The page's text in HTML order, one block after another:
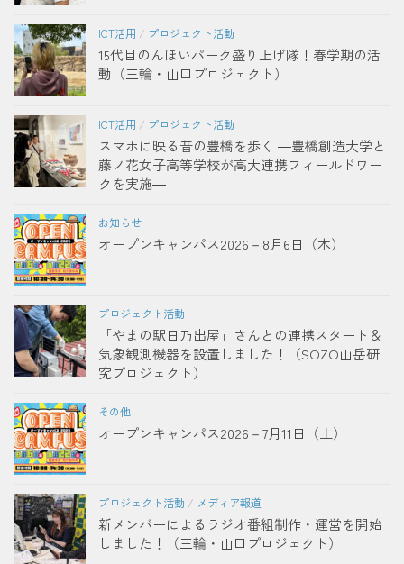
ICT活用 / プロジェクト活動
15代目のんほいパーク盛り上げ隊！春学期の活
動（三輪・山口プロジェクト）
ICT活用 / プロジェクト活動
スマホに映る昔の豊橋を歩く ―豊橋創造大学と
藤ノ花女子高等学校が高大連携フィールドワー
クを実施―
お知らせ
オープンキャンパス2026－8月6日（木）
プロジェクト活動
「やまの駅日乃出屋」さんとの連携スタート＆
気象観測機器を設置しました！（SOZO山岳研
究プロジェクト）
その他
オープンキャンパス2026－7月11日（土）
プロジェクト活動 / メディア報道
新メンバーによるラジオ番組制作・運営を開始
しました！（三輪・山口プロジェクト）